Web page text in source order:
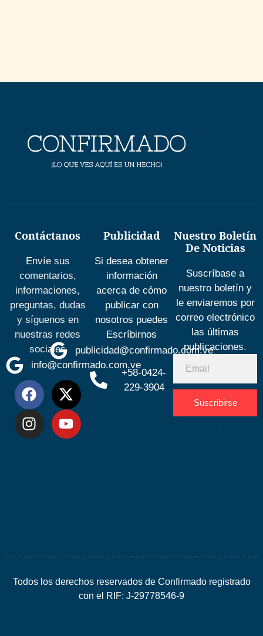
Contáctanos
Envíe sus
comentarios,
informaciones,
preguntas, dudas
y síguenos en
nuestras redes
sociales
info@confirmado.com.ve
Publicidad
Si desea obtener
información
acerca de cómo
publicar con
nosotros puedes
Escríbirnos
publicidad@confirmado.com.ve
+58-0424-
229-3904
Nuestro Boletín
De Noticias
Suscríbase a
nuestro boletín y
le enviaremos por
correo electrónico
las últimas
publicaciones.
Suscribirse
Todos los derechos reservados de Confirmado registrado
con el RIF: J-29778546-9